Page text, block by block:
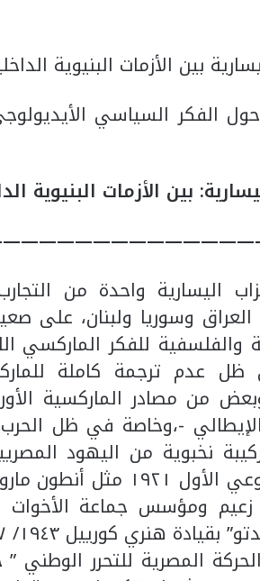
بين الأزمات البنيوية
حول الفكر السياسي
بين الأزمات
اليسارية واحدة من التجارب
وسوريا ولبنان، على
والفلسفية للفكر الماركسي
عدم ترجمة كاملة
وبعض من مصادر الماركسية
-،وخاصة في ظل الحرب
نخبوية من اليهود
الحزب الشيوعي
ومؤسس جماعة الأخوات
المصرية للتحرر الوطني